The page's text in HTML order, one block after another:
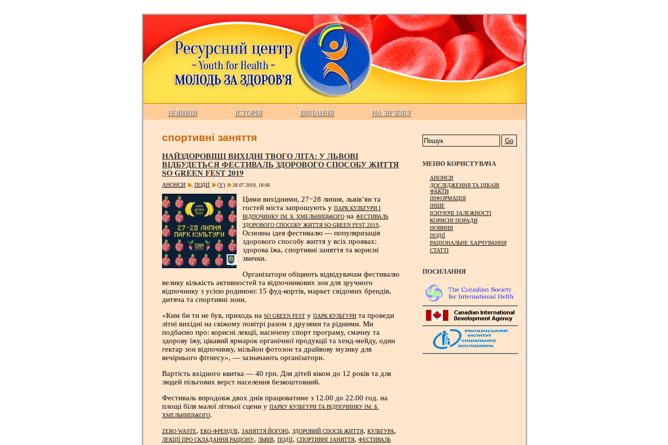
НОВИНИ ІСТОРІЯ ВИДАННЯ НА ЗВ’ЯЗКУ
спортивні заняття
НАЙЗДОРОВІШІ ВИХІДНІ ТВОГО ЛІТА: У ЛЬВОВІ
ВІДБУДЕТЬСЯ ФЕСТИВАЛЬ ЗДОРОВОГО СПОСОБУ ЖИТТЯ
SO GREEN FEST 2019
АНОНСИ ПОДІЇ (V) 28.07.2019, 18:06
Цими вихідними, 27−28 липня, львів’ян та
гостей міста запрошують у ПАРК КУЛЬТУРИ І
ВІДПОЧИНКУ ІМ. Б. ХМЕЛЬНИЦЬКОГО на ФЕСТИВАЛЬ
ЗДОРОВОГО СПОСОБУ ЖИТТЯ SO GREEN FEST 2019.
Основна ідея фестивалю — популяризація
здорового способу життя у всіх проявах:
здорова їжа, спортивні заняття та корисні
звички.
Організатори обіцяють відвідувачам фестивалю
велику кількість активностей та відпочинкових зон для зручного
відпочинку з усією родиною: 15 фуд-кортів, маркет свідомих брендів,
дитяча та спортивні зони.
«Ким би ти не був, приходь на SO GREEN FEST у ПАРК КУЛЬТУРИ та проведи
літні вихідні на свіжому повітрі разом з друзями та рідними. Ми
подбаємо про: корисні лекції, насичену спорт програму, смачну та
здорову їжу, цікавий ярмарок органічної продукції та хенд-мейду, один
гектар зон відпочинку, мільйон фотозон та драйвову музику для
вечірнього фітнесу», — зазначають організатори.
Вартість вхідного квитка — 40 грн. Для дітей віком до 12 років та для
людей пільгових верст населення безкоштовний.
Фестиваль впродовж двох днів працюватиме з 12.00 до 22.00 год. на
площі біля малої літньої сцени у ПАРКУ КУЛЬТУРИ ТА ВІДПОЧИНКУ ІМ. Б.
ХМЕЛЬНИЦЬКОГО.
ZERO WASTE, ЕКО-ФРЕНДЛІ, ЗАНЯТТЯ ЙОГОЮ, ЗДОРОВИЙ СПОСІБ ЖИТТЯ, КУЛЬТУРА,
ЛЕКЦІЇ ПРО СКЛАДАННЯ РАЦІОНУ, ЛЬВІВ, ПОДІЇ, СПОРТИВНІ ЗАНЯТТЯ, ФЕСТИВАЛЬ
МЕНЮ КОРИСТУВАЧА
АНОНСИ
ДОСЛІДЖЕННЯ ТА ЦІКАВІ
ФАКТИ
ІНФОРМАЦІЯ
ІНШЕ
ІСНУЮЧІ ЗАЛЕЖНОСТІ
КОРИСНІ ПОРАДИ
НОВИНИ
ПОДІЇ
РАЦІОНАЛЬНЕ ХАРЧУВАННЯ
СТАТТІ
ПОСИЛАННЯ